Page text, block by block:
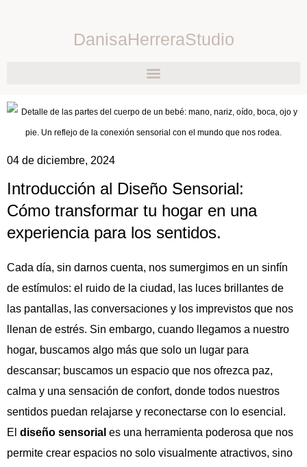
DanisaHerreraStudio
04 de diciembre, 2024
Introducción al Diseño Sensorial:
Cómo transformar tu hogar en una
experiencia para los sentidos.
Cada día, sin darnos cuenta, nos sumergimos en un sinfín
de estímulos: el ruido de la ciudad, las luces brillantes de
las pantallas, las conversaciones y los imprevistos que nos
llenan de estrés. Sin embargo, cuando llegamos a nuestro
hogar, buscamos algo más que solo un lugar para
descansar; buscamos un espacio que nos ofrezca paz,
calma y una sensación de confort, donde todos nuestros
sentidos puedan relajarse y reconectarse con lo esencial.
El diseño sensorial es una herramienta poderosa que nos
permite crear espacios no solo visualmente atractivos, sino